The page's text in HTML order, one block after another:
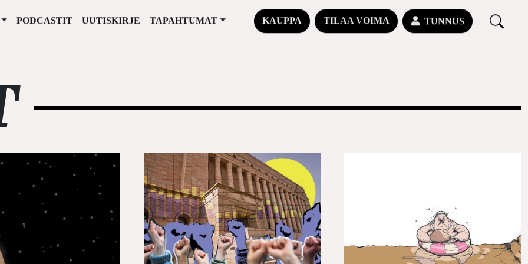
PODCASTIT UUTISKIRJE TAPAHTUMAT KAUPPA TILAA VOIMA TUNNUS